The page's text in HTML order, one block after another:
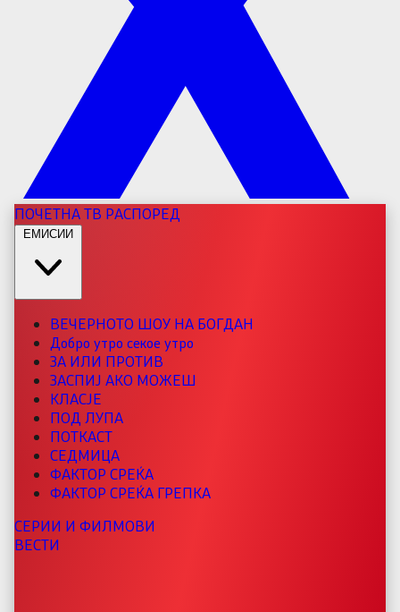
ПОЧЕТНАТВ РАСПОРЕД
ЕМИСИИ
ВЕЧЕРНОТО ШОУ НА БОГДАН
Добро утро секое утро
ЗА ИЛИ ПРОТИВ
ЗАСПИЈ АКО МОЖЕШ
КЛАСЈЕ
ПОД ЛУПА
ПОТКАСТ
СЕДМИЦА
ФАКТОР СРЕЌА
ФАКТОР СРЕЌА ГРЕПКА
СЕРИИ И ФИЛМОВИ
ВЕСТИ